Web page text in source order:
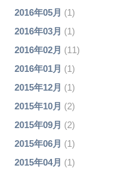
2016年05月 (1)
2016年03月 (1)
2016年02月 (11)
2016年01月 (1)
2015年12月 (1)
2015年10月 (2)
2015年09月 (2)
2015年06月 (1)
2015年04月 (1)